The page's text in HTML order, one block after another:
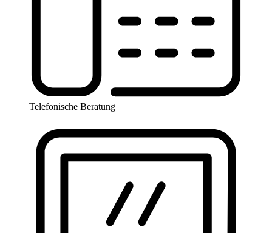
Telefonische Beratung